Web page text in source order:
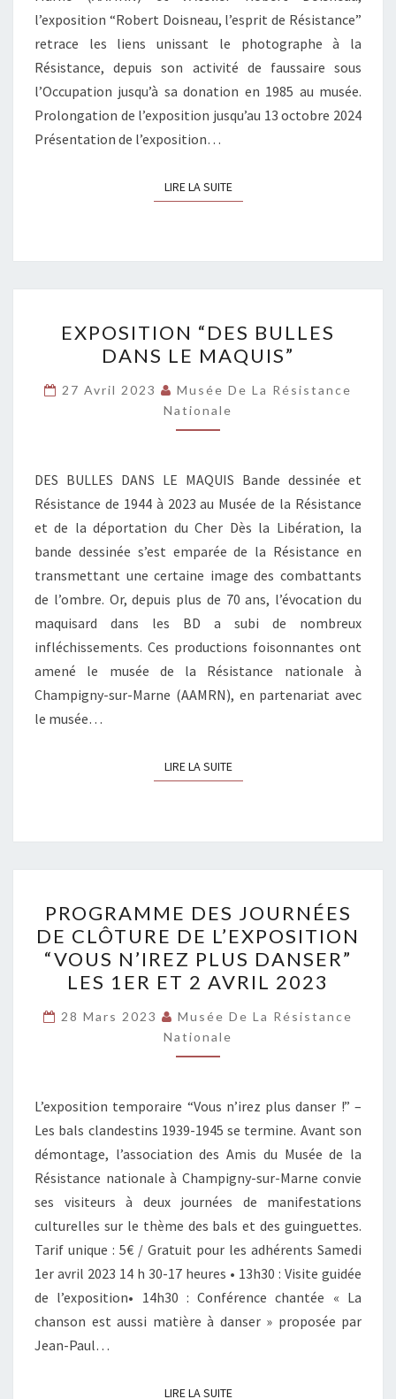
l’exposition “Robert Doisneau, l’esprit de Résistance”
retrace les liens unissant le photographe à la
Résistance, depuis son activité de faussaire sous
l’Occupation jusqu’à sa donation en 1985 au musée.
Prolongation de l’exposition jusqu’au 13 octobre 2024
Présentation de l’exposition…
LIRE LA SUITELIRE LA SUITE
“DES
BULLES
DANS
LE
MAQUIS”
EXPOSITION “DES BULLES
DANS LE MAQUIS”
27 Avril 2023
Musée De La Résistance
Nationale
DES BULLES DANS LE MAQUIS Bande dessinée et
Résistance de 1944 à 2023 au Musée de la Résistance
et de la déportation du Cher Dès la Libération, la
bande dessinée s’est emparée de la Résistance en
transmettant une certaine image des combattants
de l’ombre. Or, depuis plus de 70 ans, l’évocation du
maquisard dans les BD a subi de nombreux
infléchissements. Ces productions foisonnantes ont
amené le musée de la Résistance nationale à
Champigny-sur-Marne (AAMRN), en partenariat avec
le musée…
LIRE LA SUITELIRE LA SUITE
DES
JOURNÉES
DE
CLÔTURE
DE
L’EXPOSITION
“VOUS
PLUS
DANSER”
LES
1ER
ET
2
AVRIL
2023
PROGRAMME DES JOURNÉES
DE CLÔTURE DE L’EXPOSITION
“VOUS N’IREZ PLUS DANSER”
LES 1ER ET 2 AVRIL 2023
28 Mars 2023
Musée De La Résistance
Nationale
L’exposition temporaire “Vous n’irez plus danser !” –
Les bals clandestins 1939-1945 se termine. Avant son
démontage, l’association des Amis du Musée de la
Résistance nationale à Champigny-sur-Marne convie
ses visiteurs à deux journées de manifestations
culturelles sur le thème des bals et des guinguettes.
Tarif unique : 5€ / Gratuit pour les adhérents Samedi
1er avril 2023 14 h 30-17 heures • 13h30 : Visite guidée
de l’exposition• 14h30 : Conférence chantée « La
chanson est aussi matière à danser » proposée par
Jean-Paul…
LIRE LA SUITELIRE LA SUITE